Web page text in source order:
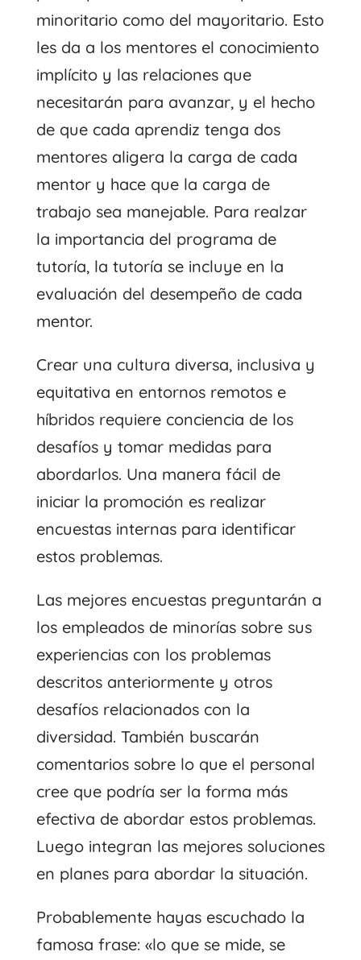
minoritario como del mayoritario. Esto
les da a los mentores el conocimiento
implícito y las relaciones que
necesitarán para avanzar, y el hecho
de que cada aprendiz tenga dos
mentores aligera la carga de cada
mentor y hace que la carga de
trabajo sea manejable. Para realzar
la importancia del programa de
tutoría, la tutoría se incluye en la
evaluación del desempeño de cada
mentor.
Crear una cultura diversa, inclusiva y
equitativa en entornos remotos e
híbridos requiere conciencia de los
desafíos y tomar medidas para
abordarlos. Una manera fácil de
iniciar la promoción es realizar
encuestas internas para identificar
estos problemas.
Las mejores encuestas preguntarán a
los empleados de minorías sobre sus
experiencias con los problemas
descritos anteriormente y otros
desafíos relacionados con la
diversidad. También buscarán
comentarios sobre lo que el personal
cree que podría ser la forma más
efectiva de abordar estos problemas.
Luego integran las mejores soluciones
en planes para abordar la situación.
Probablemente hayas escuchado la
famosa frase: «lo que se mide, se